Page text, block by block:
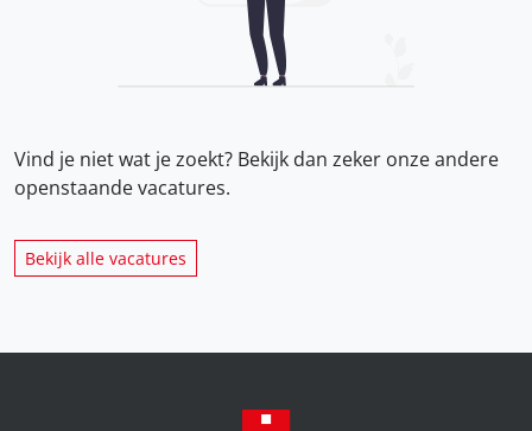
Vind je niet wat je zoekt? Bekijk dan zeker onzeandere
openstaande vacatures.
Bekijk alle vacatures